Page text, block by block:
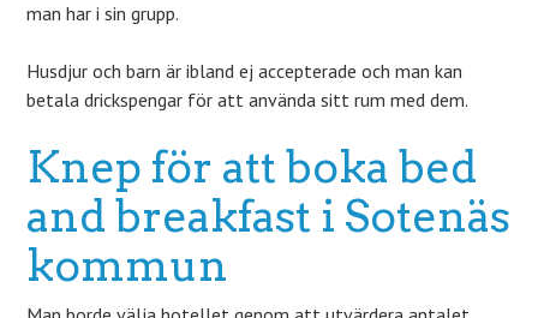
man har i sin grupp.
Husdjur och barn är ibland ej accepterade och man kan
betala drickspengar för att använda sitt rum med dem.
Knep för att boka bed
and breakfast i Sotenäs
kommun